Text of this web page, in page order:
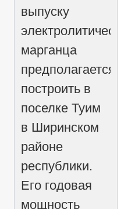
выпуску
марганца
предполагается
построить в
поселке Туим
в Ширинском
районе
республики.
Его годовая
мощность